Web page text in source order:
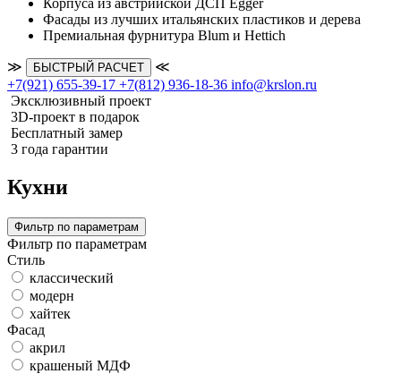
Корпуса из австрийской ДСП Egger
Фасады из лучших итальянских пластиков и дерева
Премиальная фурнитура Blum и Hettich
≫ БЫСТРЫЙ РАСЧЕТ
≪
+7(921) 655-39-17 +7(812) 936-18-36 info@krslon.ru
Эксклюзивный проект
3D-проект в подарок
Бесплатный замер
3 года гарантии
Кухни
Фильтр по параметрам
Фильтр по параметрам
Стиль
классический
модерн
хайтек
Фасад
акрил
крашеный МДФ